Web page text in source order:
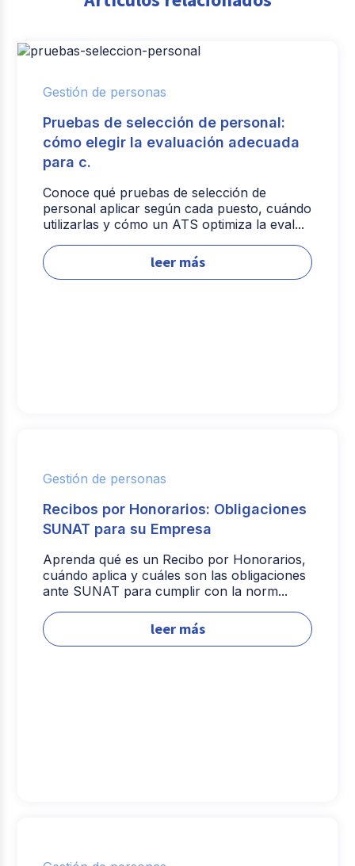
Gestión de personas
Pruebas de selección de personal:
cómo elegir la evaluación adecuada
para c.
Conoce qué pruebas de selección de
personal aplicar según cada puesto, cuándo
utilizarlas y cómo un ATS optimiza la eval...
leer más
Gestión de personas
Recibos por Honorarios: Obligaciones
SUNAT para su Empresa
Aprenda qué es un Recibo por Honorarios,
cuándo aplica y cuáles son las obligaciones
ante SUNAT para cumplir con la norm...
leer más